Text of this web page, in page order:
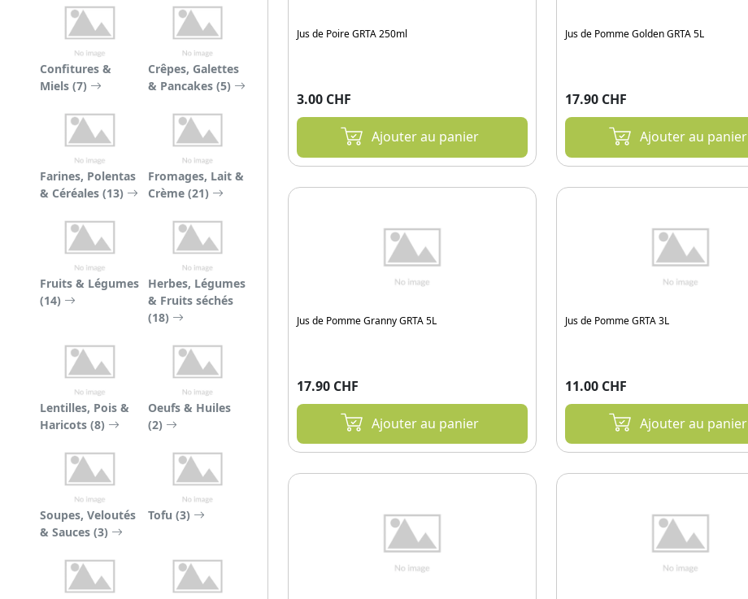
Confitures &
Miels (7)
Crêpes, Galettes
& Pancakes (5)
Farines, Polentas
& Céréales (13)
Fromages, Lait &
Crème (21)
Fruits & Légumes
(14)
Herbes, Légumes
& Fruits séchés
(18)
Lentilles, Pois &
Haricots (8)
Oeufs & Huiles
(2)
Soupes, Veloutés
& Sauces (3)
Tofu (3)
Jus de Poire GRTA 250ml
3.00 CHF
Ajouter au panier
Jus de Pomme Golden GRTA 5L
17.90 CHF
Ajouter au panier
Jus de Pomme Granny GRTA 5L
17.90 CHF
Ajouter au panier
Jus de Pomme GRTA 3L
11.00 CHF
Ajouter au panier